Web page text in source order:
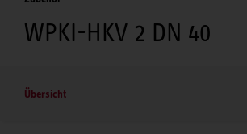
WPKI-HKV 2 DN 40
Übersicht